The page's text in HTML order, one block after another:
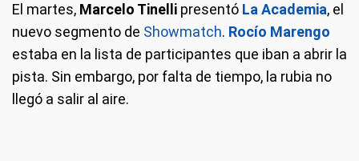
El martes, Marcelo Tinelli presentó La Academia, el
nuevo segmento de Showmatch. Rocío Marengo
estaba en la lista de participantes que iban a abrir la
pista. Sin embargo, por falta de tiempo, la rubia no
llegó a salir al aire.